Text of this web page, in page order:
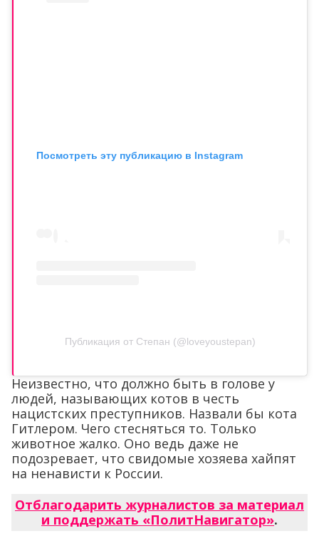
Посмотреть эту публикацию в Instagram
Публикация от Степан (@loveyoustepan)
Неизвестно, что должно быть в голове у
людей, называющих котов в честь
нацистских преступников. Назвали бы кота
Гитлером. Чего стесняться то. Только
животное жалко. Оно ведь даже не
подозревает, что свидомые хозяева хайпят
на ненависти к России.
Отблагодарить журналистов за материал
и поддержать «ПолитНавигатор».